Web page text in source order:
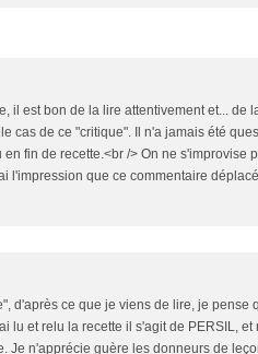
il est bon de la lire attentivement et... de
cas de ce "critique". Il n'a jamais été
fin de recette.<br /> On ne s'improvise
l'impression que ce commentaire déplacé
d'après ce que je viens de lire, je pense
lu et relu la recette il s'agit de PERSIL, et
Je n'apprécie guère les donneurs de